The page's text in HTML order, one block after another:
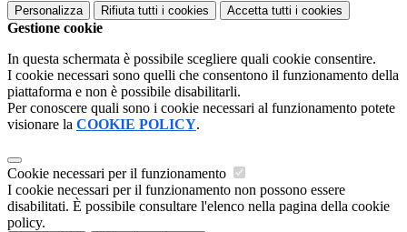
Personalizza Rifiuta tutti i cookies Accetta tutti i cookies
Gestione cookie
In questa schermata è possibile scegliere quali cookie consentire.
I cookie necessari sono quelli che consentono il funzionamento della
piattaforma e non è possibile disabilitarli.
Per conoscere quali sono i cookie necessari al funzionamento potete
visionare la COOKIE POLICY.
Cookie necessari per il funzionamento
I cookie necessari per il funzionamento non possono essere
disabilitati. È possibile consultare l'elenco nella pagina della cookie
policy.